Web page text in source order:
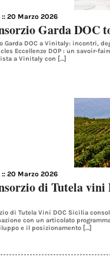
:: 20 Marzo 2026
Garda DOC
Garda DOC a Vinitaly: incontri,
Eccellenze DOP : un savoir-
a Vinitaly con […]
:: 20 Marzo 2026
di Tutela vini
di Tutela Vini DOC Sicilia
con un articolato
e il posizionamento […]